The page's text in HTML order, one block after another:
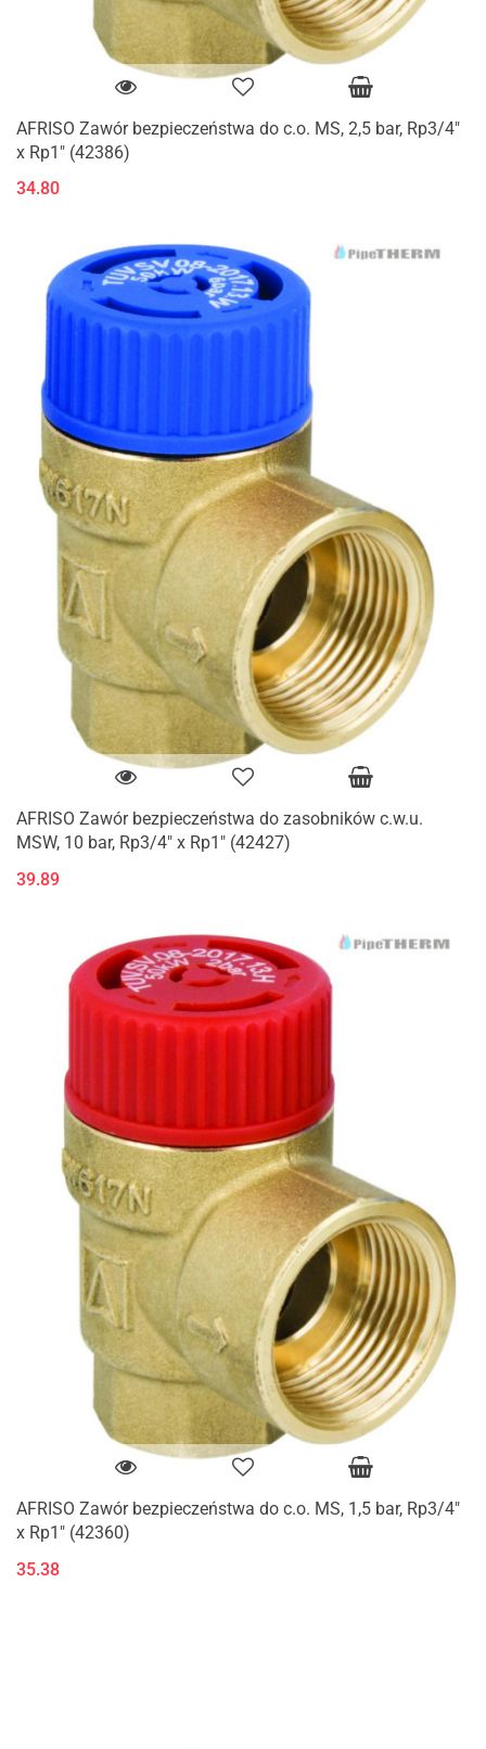
AFRISO Zawór bezpieczeństwa do c.o. MS, 2,5 bar, Rp3/4"
x Rp1" (42386)
34.80
AFRISO Zawór bezpieczeństwa do zasobników c.w.u.
MSW, 10 bar, Rp3/4" x Rp1" (42427)
39.89
AFRISO Zawór bezpieczeństwa do c.o. MS, 1,5 bar, Rp3/4"
x Rp1" (42360)
35.38